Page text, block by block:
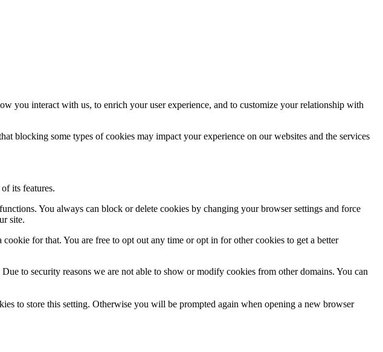
you interact with us, to enrich your user experience, and to customize your relationship with
blocking some types of cookies may impact your experience on our websites and the services
its features.
You always can block or delete cookies by changing your browser settings and force
site.
for that. You are free to opt out any time or opt in for other cookies to get a better
to security reasons we are not able to show or modify cookies from other domains. You can
to store this setting. Otherwise you will be prompted again when opening a new browser